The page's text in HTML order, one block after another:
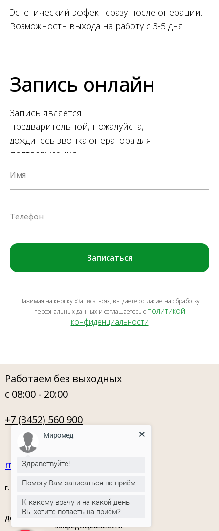
Эстетический эффект сразу после операции.
Возможность выхода на работу с 3-5 дня.
Запись онлайн
Запись является
предварительной, пожалуйста,
дождитесь звонка оператора для
подтверждения.
Имя
Телефон
Записаться
Нажимая на кнопку «Записаться», вы даете согласие на обработку
персональных данных и соглашаетесь c политикой
конфиденциальности
Документы
конфиденциальности
miromed72@mail.ru
г. Тюмень, ул. Орловская, 54
+7 (3452) 560 900
Работаем без выходных
с 08:00 - 20:00
Миромед
Здравствуйте!
Помогу Вам записаться на приём
К какому врачу и на какой день
Вы хотите попасть на приём?